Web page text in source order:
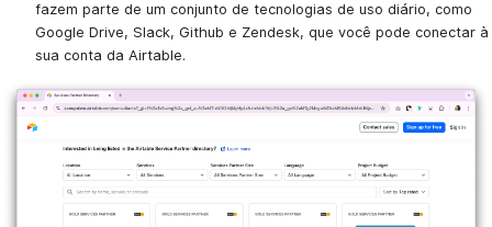
fazem parte de um conjunto de tecnologias de uso diário, como
Google Drive, Slack, Github e Zendesk, que você pode conectar à
sua conta da Airtable.